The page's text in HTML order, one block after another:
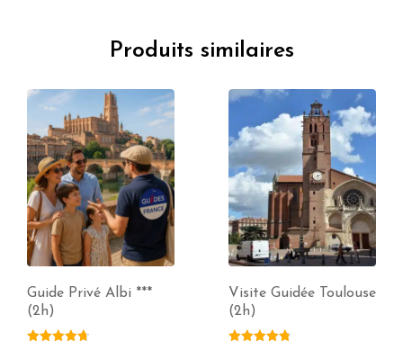
Produits similaires
Guide Privé Albi ***
(2h)
Visite Guidée Toulouse
(2h)